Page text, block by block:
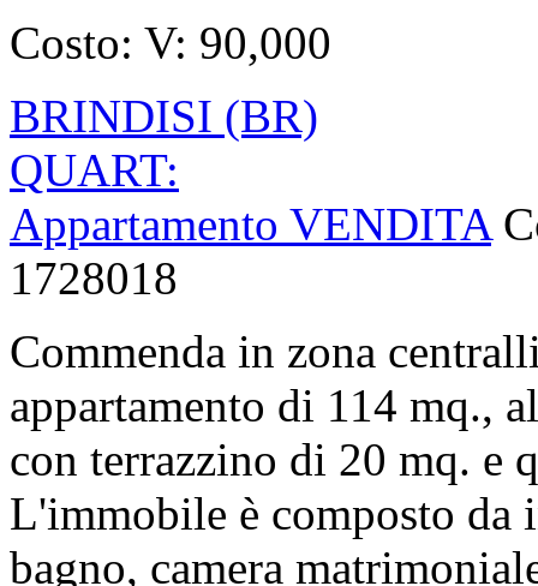
Costo: V: 90,000
BRINDISI (BR)
QUART:
Appartamento VENDITA
1728018
Commenda in zona
appartamento di 114 mq.,
con terrazzino di 20 mq. e
L'immobile è composto da
bagno, camera